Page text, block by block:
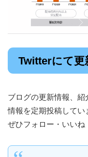
Twitterにて更
ブログの更新情報、
情報を定期投稿してい
ぜひフォロー・いい